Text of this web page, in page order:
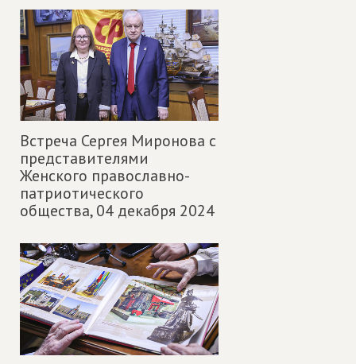
Встреча Сергея Миронова с
представителями
Женского православно-
патриотического
общества,04 декабря 2024